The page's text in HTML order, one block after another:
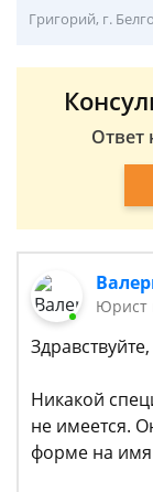
Григорий, г.
Ответ
Юрист
Никакой
не имеется.
форме на имя